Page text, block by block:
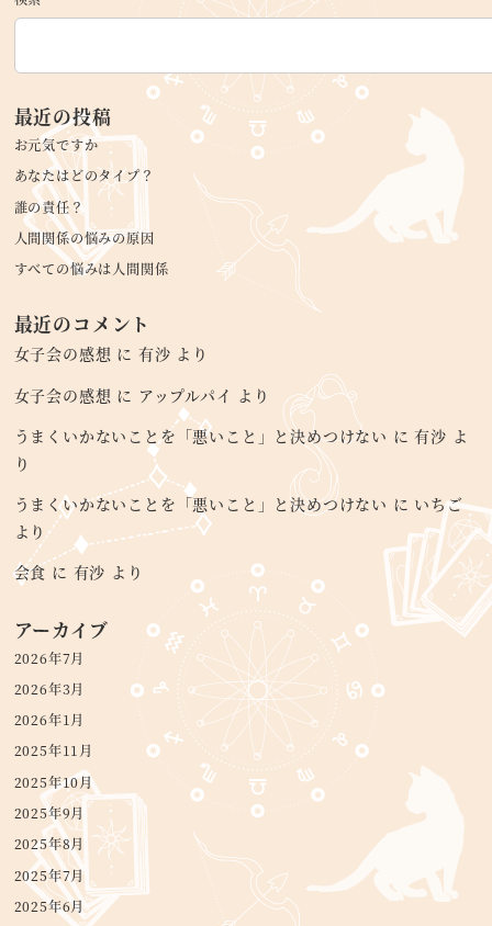
最近の投稿
お元気ですか
あなたはどのタイプ？
誰の責任？
人間関係の悩みの原因
すべての悩みは人間関係
最近のコメント
女子会の感想 に 有沙 より
女子会の感想 に アップルパイ より
うまくいかないことを「悪いこと」と決めつけない に有沙 よ
り
うまくいかないことを「悪いこと」と決めつけない に いちご
より
会食 に 有沙 より
アーカイブ
2026年7月
2026年3月
2026年1月
2025年11月
2025年10月
2025年9月
2025年8月
2025年7月
2025年6月